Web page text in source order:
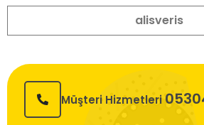
alisveris
Müşteri Hizmetleri